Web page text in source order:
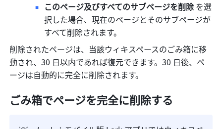
このページ及びすべてのサブページを削除 を選
択した場合、現在のページとそのサブページが
すべて削除されます。
削除されたページは、当該ウィキスペースのごみ箱に移
動され、30 日以内であれば復元できます。30 日後、ペ
ージは自動的に完全に削除されます。
ごみ箱でページを完全に削除する